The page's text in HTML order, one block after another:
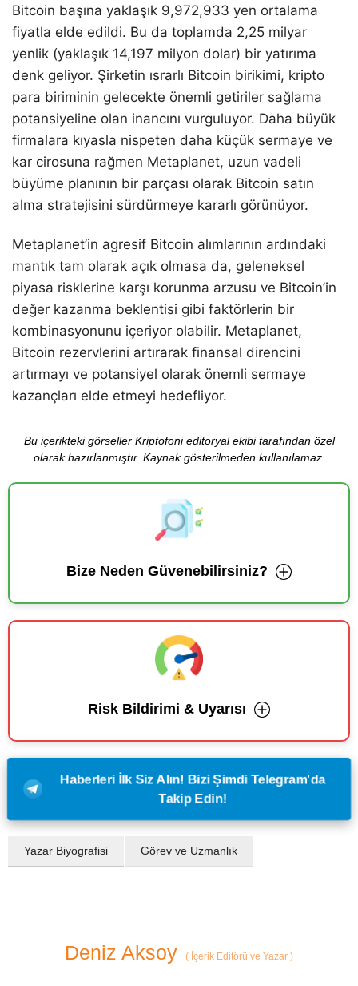
Bitcoin başına yaklaşık 9,972,933 yen ortalama
fiyatla elde edildi. Bu da toplamda 2,25 milyar
yenlik (yaklaşık 14,197 milyon dolar) bir yatırıma
denk geliyor. Şirketin ısrarlı Bitcoin birikimi, kripto
para biriminin gelecekte önemli getiriler sağlama
potansiyeline olan inancını vurguluyor. Daha büyük
firmalara kıyasla nispeten daha küçük sermaye ve
kar cirosuna rağmen Metaplanet, uzun vadeli
büyüme planının bir parçası olarak Bitcoin satın
alma stratejisini sürdürmeye kararlı görünüyor.
Metaplanet’in agresif Bitcoin alımlarının ardındaki
mantık tam olarak açık olmasa da, geleneksel
piyasa risklerine karşı korunma arzusu ve Bitcoin’in
değer kazanma beklentisi gibi faktörlerin bir
kombinasyonunu içeriyor olabilir. Metaplanet,
Bitcoin rezervlerini artırarak finansal direncini
artırmayı ve potansiyel olarak önemli sermaye
kazançları elde etmeyi hedefliyor.
Bu içerikteki görseller Kriptofoni editoryal ekibi tarafından özel
olarak hazırlanmıştır. Kaynak gösterilmeden kullanılamaz.
Bize Neden Güvenebilirsiniz?
Risk Bildirimi & Uyarısı
Haberleri İlk Siz Alın! Bizi Şimdi Telegram'da
Takip Edin!
Yazar Biyografisi Görev ve Uzmanlık
Deniz Aksoy ( İçerik Editörü ve Yazar )